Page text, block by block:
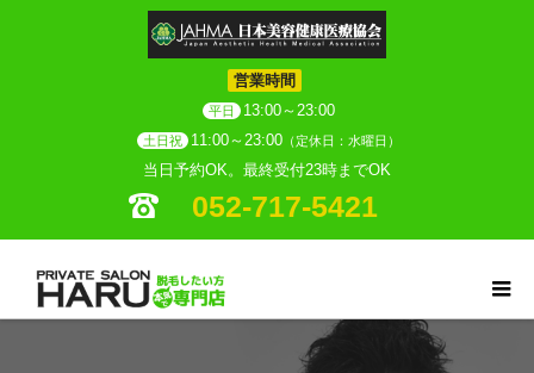
営業時間
平日 13:00～23:00
土日祝 11:00～23:00 （定休日：水曜日）
当日予約OK。最終受付23時までOK
052-717-5421